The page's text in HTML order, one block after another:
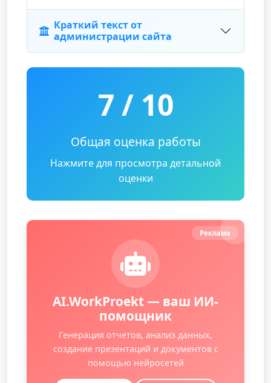
Краткий текст от
администрации сайта
7 / 10
Общая оценка работы
Нажмите для просмотра детальной
оценки
AI.WorkProekt — ваш ИИ-
помощник
Генерация отчетов, анализ данных,
создание презентаций и документов с
помощью нейросетей